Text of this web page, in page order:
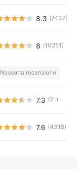
8.3 (7437)
8 (10251)
Nessuna recensione
7.3 (71)
7.6 (4319)